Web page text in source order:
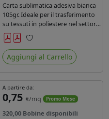
Carta sublimatica adesiva bianca
105gr. Ideale per il trasferimento
su tessuti in poliestere nel settore
sportwear .
Preferiti
Aggiungi al Carrello
A partire da:
0,75 €/mq Promo Mese
320,00 Bobine disponibili